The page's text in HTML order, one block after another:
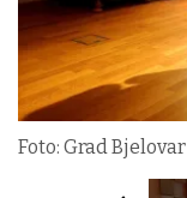
Foto: Grad Bjelovar